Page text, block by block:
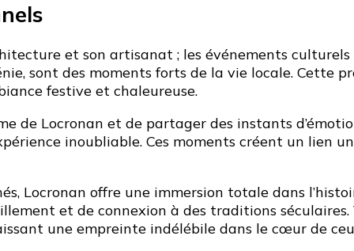
et son artisanat ; les événements
sont des moments forts de la vie locale. Cette
festive et chaleureuse.
de Locronan et de partager des instants
inoubliable. Ces moments créent un lien
Locronan offre une immersion totale dans
et de connexion à des traditions séculaires.
une empreinte indélébile dans le cœur de